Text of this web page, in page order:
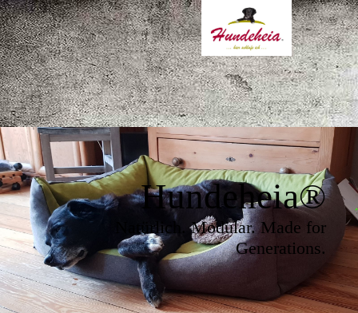
Hundeheia®
Natürlich. Modular. Made for
Generations.